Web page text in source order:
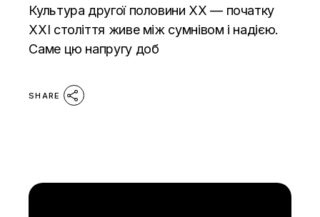
Культура другої половини ХХ — початку
ХХІ століття живе між сумнівом і надією.
Саме цю напругу доб
SHARE